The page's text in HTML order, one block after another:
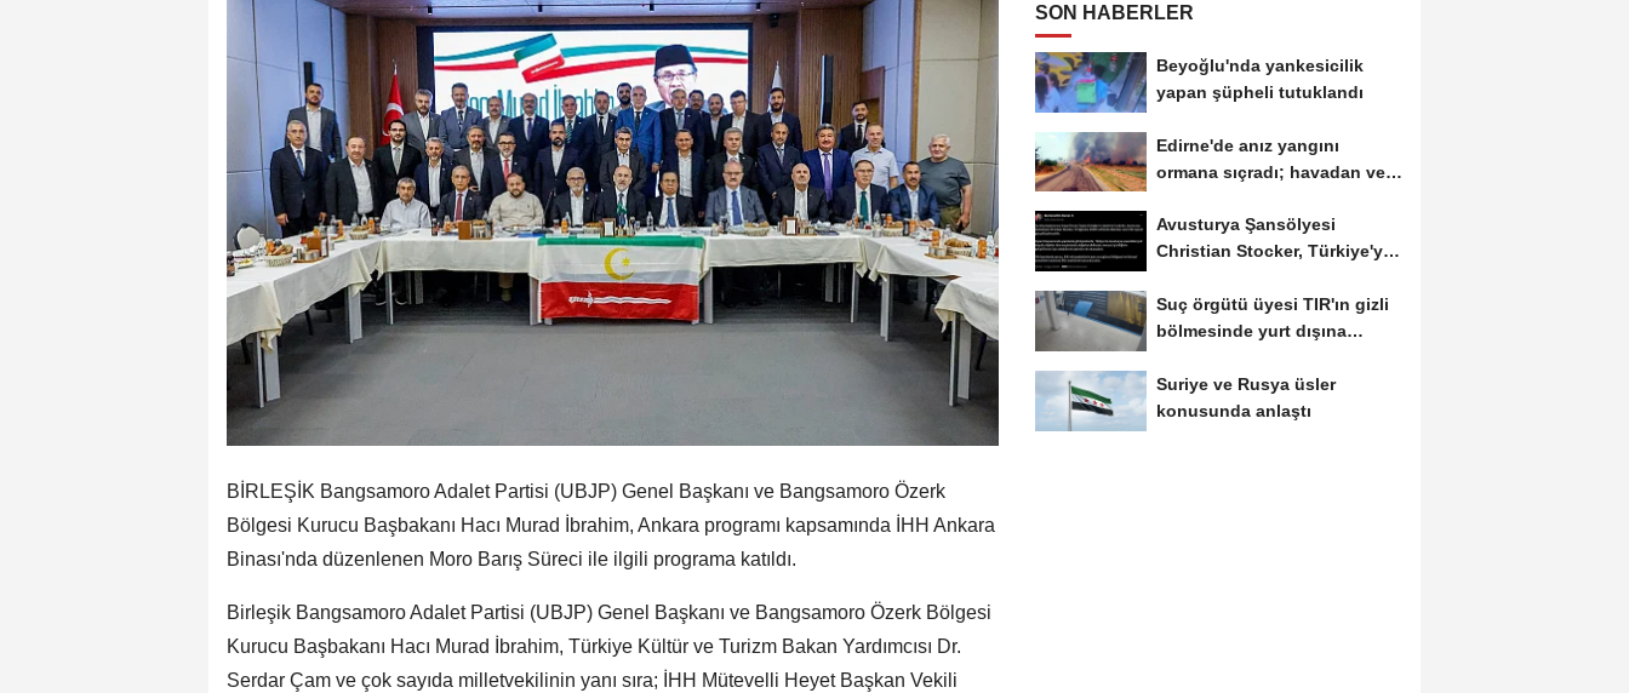
BİRLEŞİK Bangsamoro Adalet Partisi (UBJP) Genel Başkanı ve Bangsamoro Özerk
Bölgesi Kurucu Başbakanı Hacı Murad İbrahim, Ankara programı kapsamında İHH Ankara
Binası'nda düzenlenen Moro Barış Süreci ile ilgili programa katıldı.
Birleşik Bangsamoro Adalet Partisi (UBJP) Genel Başkanı ve Bangsamoro Özerk Bölgesi
Kurucu Başbakanı Hacı Murad İbrahim, Türkiye Kültür ve Turizm Bakan Yardımcısı Dr.
Serdar Çam ve çok sayıda milletvekilinin yanı sıra; İHH Mütevelli Heyet Başkan Vekili
SON HABERLER
Beyoğlu'nda yankesicilik
yapan şüpheli tutuklandı
Edirne'de anız yangını
ormana sıçradı; havadan ve
Avusturya Şansölyesi
Christian Stocker, Türkiye'ye
Suç örgütü üyesi TIR'ın gizli
bölmesinde yurt dışına
Suriye ve Rusya üsler
konusunda anlaştı